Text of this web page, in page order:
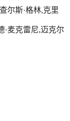
尔斯·格林,克里
·麦克雷尼,迈克尔